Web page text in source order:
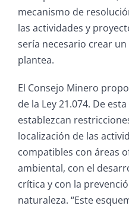
mecanismo de
las actividades y
sería necesario crear
plantea.
El Consejo Minero
de la Ley 21.074. De
establezcan
localización de las
compatibles con áreas
ambiental, con el
crítica y con la
naturaleza. “Este